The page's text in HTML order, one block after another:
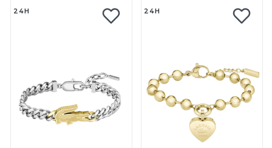
24H 24H